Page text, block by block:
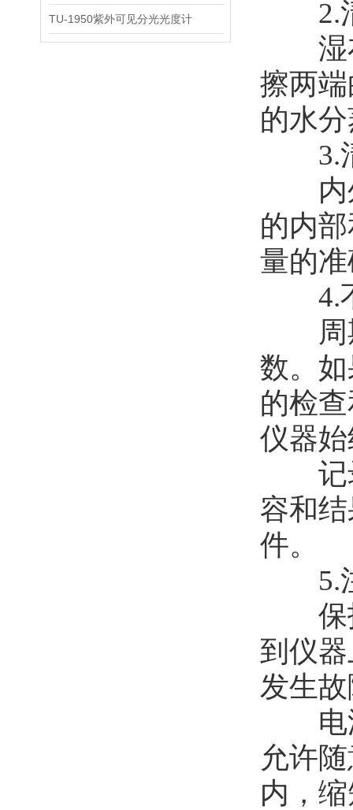
TU-1950紫外可见分光光度计
2.清
湿布
擦两
的水
3.清
内外
的内
量的
4.不
周期
数。
的检
仪器
记录
容和
件。
5.注
保护
到仪
发生
电源
允许
内，